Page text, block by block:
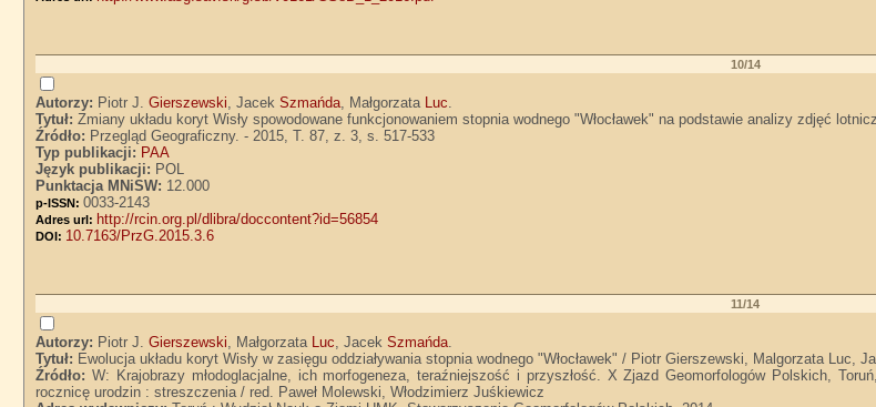
10/14
Autorzy: Piotr J.Gierszewski, JacekSzmańda, Małgorzata Luc.
Tytuł:Zmiany układu koryt Wisły spowodowane funkcjonowaniem stopnia wodnego "Włocławek" na podstawie analizy zdjęć
Źródło: Przegląd Geograficzny. - 2015, T. 87, z. 3, s. 517-533
Typ publikacji: PAA
Język publikacji: POL
Punktacja MNiSW: 12.000
p-ISSN:0033-2143
Adres url: http://rcin.org.pl/dlibra/doccontent?id=56854
DOI: 10.7163/PrzG.2015.3.6
11/14
Autorzy: Piotr J.Gierszewski, Małgorzata Luc, JacekSzmańda.
Tytuł: Ewolucja układu koryt Wisły w zasięgu oddziaływania stopnia wodnego "Włocławek" / Piotr Gierszewski, Malgorzata Luc,
Źródło:W: Krajobrazy młodoglacjalne, ich morfogeneza, teraźniejszość i przyszłość. X Zjazd Geomorfologów Polskich,
rocznicę urodzin : streszczenia / red. Paweł Molewski, Włodzimierz Juśkiewicz